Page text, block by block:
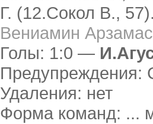
Г. (12.Сокол В.,
Вениамин
Голы: 1:0 —
Предупреждения:
Удаления: нет
Форма команд: ...